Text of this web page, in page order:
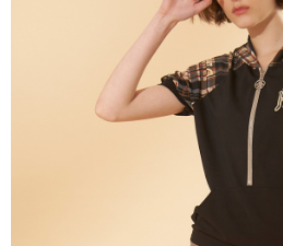
2.透過簡訊連結打開帳單後，可選擇「超商
帳／街口支付／iPASS MONEY」等通路繳
1.本服務係由「台灣大哥大股份有限公司」
用戶於交易時，得透過本服務購買商品或服
買賣價金債權讓與本公司後，依約使用本公
2.基於同意付款使用「大哥付你分期」之契
資料（包含姓名、電話或地址）提供予台灣
由本公司與您本人進行分期帳單所需資料之
3.完整用戶服務條款，請詳閱以下連結：
１．於結帳方式選擇「AFTEE先享後付」後
結帳頁面，進行簡訊認證並確認金額後，即
２．訂單成立數日內，您將收到繳費通知簡
３．收到繳費通知簡訊後14天內，點擊此簡
ATM／網路銀行／等多元方式進行付款，方
※ 請注意：結帳手續完成當下不需立刻繳費
購買商品的店家。未經商家同意取消之訂單
※ 交易是否成功請以「AFTEE先享後付 」
是否繳費成功／繳費後需取消欲退款等相關
https://
每筆NT$120，滿NT$2,000(含以上)免
每筆NT$120，滿NT$2,000(含以上)免